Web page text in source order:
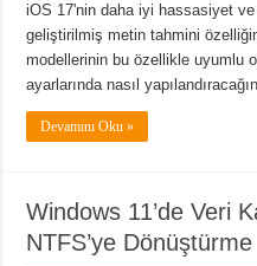
iOS 17'nin daha iyi hassasiyet
geliştirilmiş metin tahmini
modellerinin bu özellikle uyumlu
ayarlarında nasıl
Devamını Oku »
Windows 11’de Veri
NTFS’ye Dönüştürme